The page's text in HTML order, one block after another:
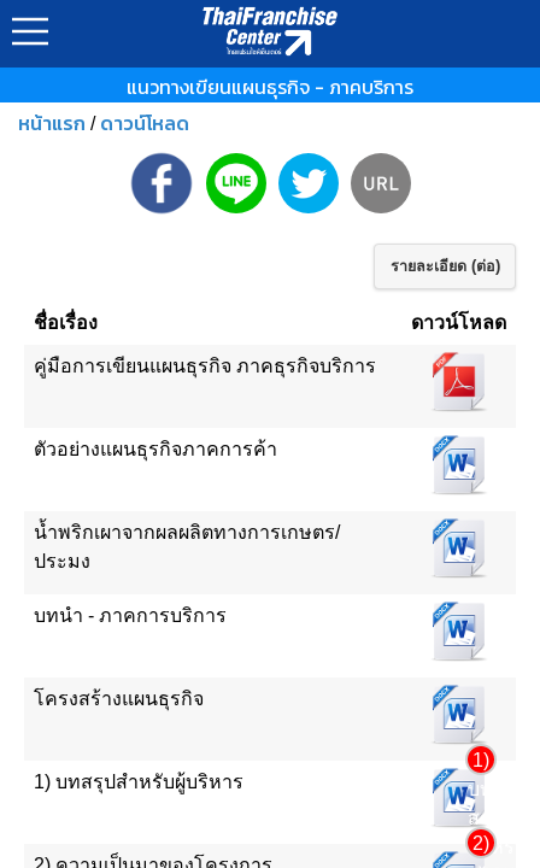
แนวทางเขียนแผนธุรกิจ - ภาคบริการ
หน้าแรก / ดาวน์โหลด
รายละเอียด (ต่อ)
ชื่อเรื่อง ดาวน์โหลด
คู่มือการเขียนแผนธุรกิจ ภาคธุรกิจบริการ
ตัวอย่างแผนธุรกิจภาคการค้า
น้ำพริกเผาจากผลผลิตทางการเกษตร/
ประมง
บทนำ - ภาคการบริการ
โครงสร้างแผนธุรกิจ
1) บทสรุปสำหรับผู้บริหาร
1)
บท
สรุป
สำหรับ
2)